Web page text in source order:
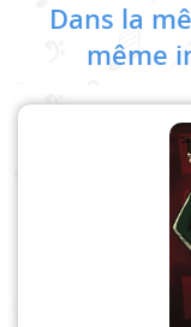
Dans la
même